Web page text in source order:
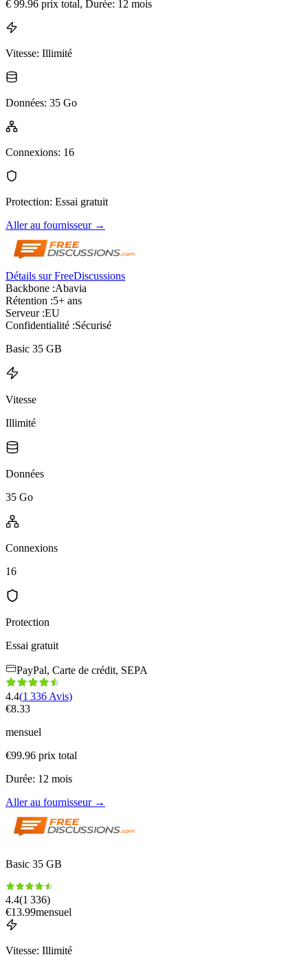
€ 99.96 prix total, Durée: 12 mois
Vitesse: Illimité
Données: 35 Go
Connexions: 16
Protection: Essai gratuit
Aller au fournisseur→
Détails sur FreeDiscussions
Backbone :Abavia
Rétention :5+ ans
Serveur :EU
Confidentialité :Sécurisé
Basic 35 GB
Vitesse
Illimité
Données
35 Go
Connexions
16
Protection
Essai gratuit
PayPal, Carte de crédit, SEPA
4.4(1 336 Avis)
€8.33
mensuel
€99.96 prix total
Durée: 12 mois
Aller au fournisseur→
Basic 35 GB
4.4(1 336)
€13.99mensuel
Vitesse: Illimité